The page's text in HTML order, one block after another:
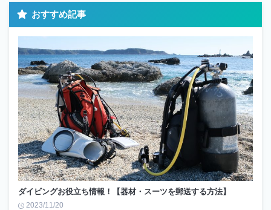
おすすめ記事
ダイビングお役立ち情報！【器材・スーツを郵送する方法】
2023/11/20